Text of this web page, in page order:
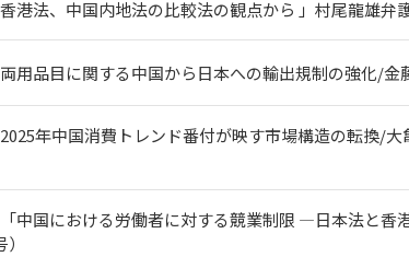
港法、中国内地法の比較法の観点から 」村尾龍雄弁
両用品目に関する中国から日本への輸出規制の強化/
2025年中国消費トレンド番付が映す市場構造の転換/
「中国における労働者に対する競業制限 ―日本法と